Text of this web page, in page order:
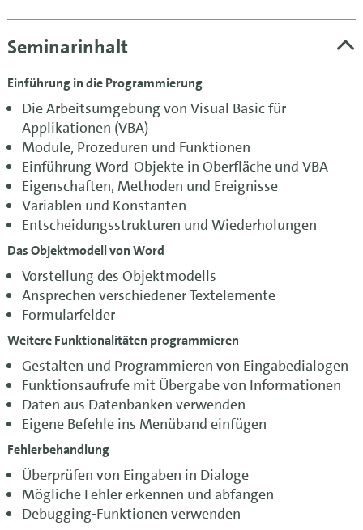
Seminarinhalt
Einführung in die Programmierung
Die Arbeitsumgebung von Visual Basic für
Applikationen (VBA)
Module, Prozeduren und Funktionen
Einführung Word-Objekte in Oberfläche und VBA
Eigenschaften, Methoden und Ereignisse
Variablen und Konstanten
Entscheidungsstrukturen und Wiederholungen
Das Objektmodell von Word
Vorstellung des Objektmodells
Ansprechen verschiedener Textelemente
Formularfelder
Weitere Funktionalitäten programmieren
Gestalten und Programmieren von Eingabedialogen
Funktionsaufrufe mit Übergabe von Informationen
Daten aus Datenbanken verwenden
Eigene Befehle ins Menüband einfügen
Fehlerbehandlung
Überprüfen von Eingaben in Dialoge
Mögliche Fehler erkennen und abfangen
Debugging-Funktionen verwenden